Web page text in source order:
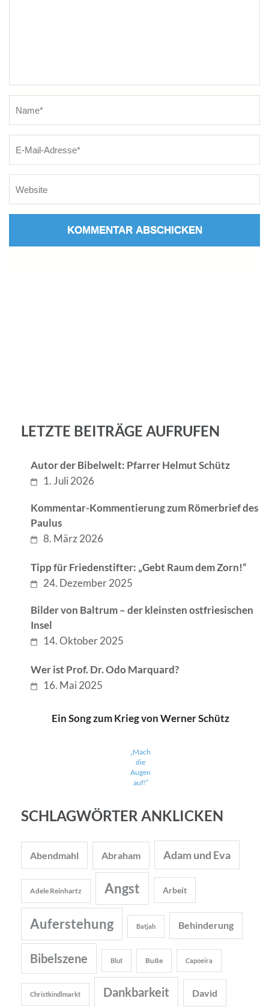
LETZTE BEITRÄGE AUFRUFEN
Autor der Bibelwelt: Pfarrer Helmut Schütz
1. Juli 2026
Kommentar-Kommentierung zum Römerbrief des
Paulus
8. März 2026
Tipp für Friedenstifter: „Gebt Raum dem Zorn!“
24. Dezember 2025
Bilder von Baltrum – der kleinsten ostfriesischen
Insel
14. Oktober 2025
Wer ist Prof. Dr. Odo Marquard?
16. Mai 2025
Ein Song zum Krieg von Werner Schütz
„Mach
die
Augen
auf!“
SCHLAGWÖRTER ANKLICKEN
Abendmahl Abraham Adam und Eva
Adele Reinhartz Angst Arbeit
Auferstehung Batjah Behinderung
Bibelszene Blut Buße Capoeira
Christkindlmarkt Dankbarkeit David